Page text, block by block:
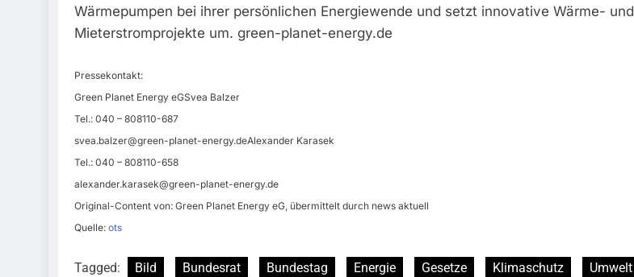
Wärmepumpen bei ihrer persönlichen Energiewende und setzt innovative Wärme- und
Mieterstromprojekte um. green-planet-energy.de
Pressekontakt:
Green Planet Energy eGSvea Balzer
Tel.: 040 – 808110-687
svea.balzer@green-planet-energy.deAlexander Karasek
Tel.: 040 – 808110-658
alexander.karasek@green-planet-energy.de
Original-Content von: Green Planet Energy eG, übermittelt durch news aktuell
Quelle: ots
Tagged: Bild Bundesrat Bundestag Energie Gesetze Klimaschutz Umwelt